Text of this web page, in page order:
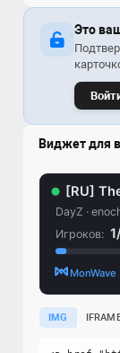
Это
Виджет для
IMG